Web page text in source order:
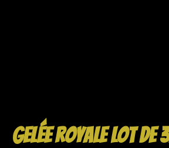
Gelée Royale Lot de